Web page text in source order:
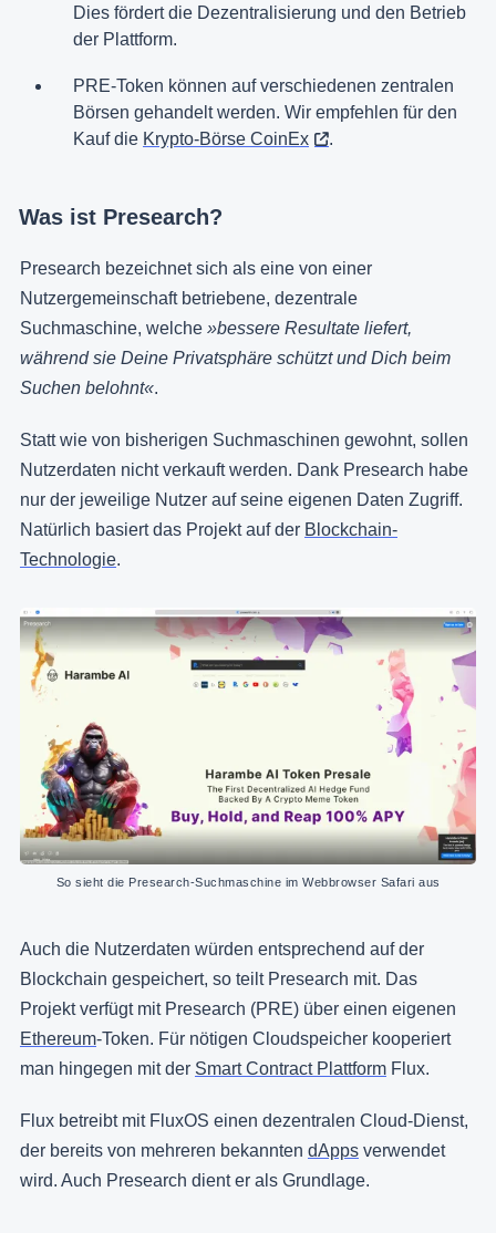
Dies fördert die Dezentralisierung und den Betrieb
der Plattform.
PRE-Token können auf verschiedenen zentralen
Börsen gehandelt werden. Wir empfehlen für den
Kauf die Krypto-Börse CoinEx .
Was ist Presearch?
Presearch bezeichnet sich als eine von einer
Nutzergemeinschaft betriebene, dezentrale
Suchmaschine, welche »bessere Resultate liefert,
während sie Deine Privatsphäre schützt und Dich beim
Suchen belohnt«.
Statt wie von bisherigen Suchmaschinen gewohnt, sollen
Nutzerdaten nicht verkauft werden. Dank Presearch habe
nur der jeweilige Nutzer auf seine eigenen Daten Zugriff.
Natürlich basiert das Projekt auf der Blockchain-
Technologie.
So sieht die Presearch-Suchmaschine im Webbrowser Safari aus
Auch die Nutzerdaten würden entsprechend auf der
Blockchain gespeichert, so teilt Presearch mit. Das
Projekt verfügt mit Presearch (PRE) über einen eigenen
Ethereum-Token. Für nötigen Cloudspeicher kooperiert
man hingegen mit der Smart Contract Plattform Flux.
Flux betreibt mit FluxOS einen dezentralen Cloud-Dienst,
der bereits von mehreren bekannten dApps verwendet
wird. Auch Presearch dient er als Grundlage.